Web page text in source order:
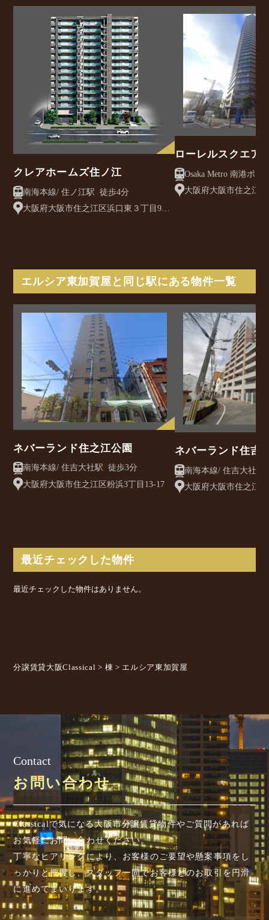
クレアホームズ住ノ江
南海本線/ 住ノ江駅 徒歩4分
大阪府大阪市住之江区浜口東３丁目9番
ローレルスクエア
ーOsaka Metro 南港ポートタ
スクエア駅 徒歩3分
大阪府大阪市住之江
エルシア東加賀屋と同じ駅にある物件一覧
ネバーランド住之江公園
南海本線/ 住吉大社駅 徒歩3分
大阪府大阪市住之江区粉浜3丁目13-17
ネバーランド住吉
大阪府大阪市住之江
最近チェックした物件
最近チェックした物件はありません。
分譲賃貸大阪Classical > 棟 > エルシア東加賀屋
Contact
お問い合わせ
Classicalで気になる大阪市分譲賃貸物件やご質問があれば
お気軽にお問い合わせください。
丁寧なヒアリングにより、お客様のご要望や懸案事項を し
っかりと把握し、スタッフ一同でお客様とのお取引を円滑
に進めてまいります。